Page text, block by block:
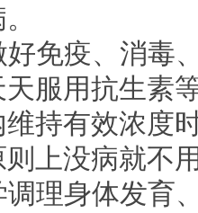
免疫、消毒
服用抗生素
持有效浓度
则上没病就不
理身体发育